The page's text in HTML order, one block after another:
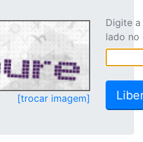
[trocar imagem]
Digite
lado no